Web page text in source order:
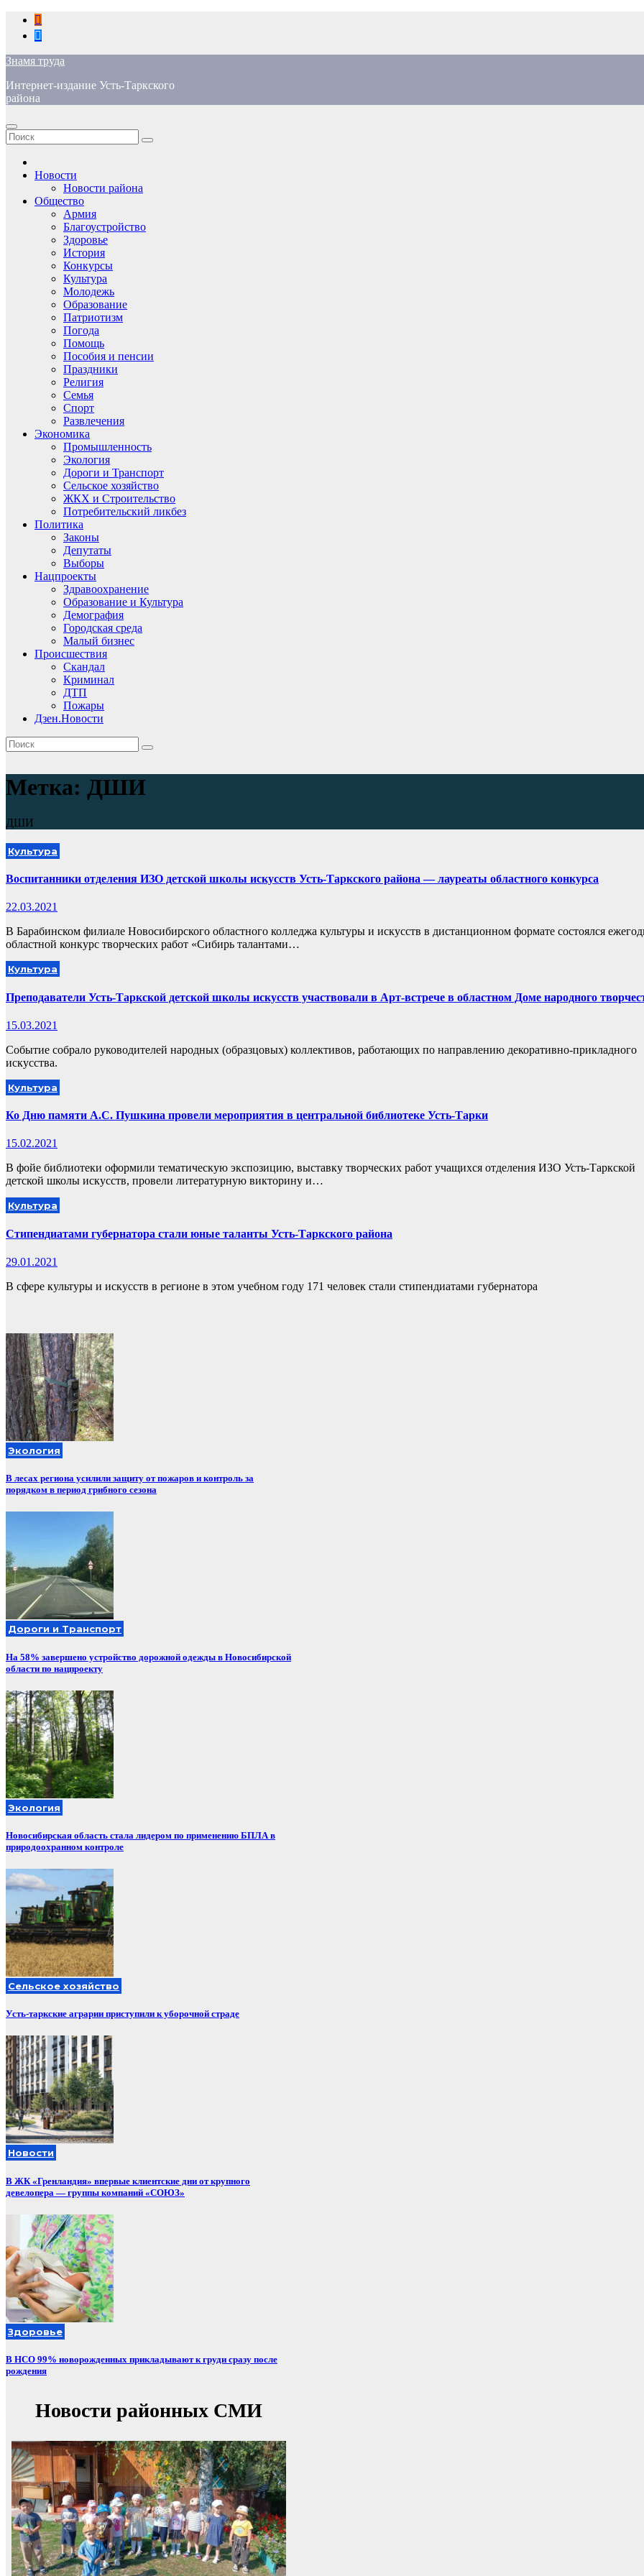
Перейти
содержимому
Знамя труда
Интернет-издание Усть-Таркского
района
Новости
Новости района
Общество
Армия
Благоустройство
Здоровье
История
Конкурсы
Культура
Молодежь
Образование
Патриотизм
Погода
Помощь
Пособия и пенсии
Праздники
Религия
Семья
Спорт
Развлечения
Экономика
Промышленность
Экология
Дороги и Транспорт
Сельское хозяйство
ЖКХ и Строительство
Потребительский ликбез
Политика
Законы
Депутаты
Выборы
Нацпроекты
Здравоохранение
Образование и Культура
Демография
Городская среда
Малый бизнес
Происшествия
Скандал
Криминал
ДТП
Пожары
Дзен.Новости
Метка: ДШИ
ДШИ
Культура
Воспитанники отделения ИЗО детской школы искусств Усть-Таркского района — лауреаты областного конкурса
22.03.2021
В Барабинском филиале Новосибирского областного колледжа культуры и искусств в дистанционном формате состоялся
областной конкурс творческих работ «Сибирь талантами…
Культура
Преподаватели Усть-Таркской детской школы искусств участвовали в Арт-встрече в областном Доме народного
15.03.2021
Событие собрало руководителей народных (образцовых) коллективов, работающих по направлению декоративно-прикладного
искусства.
Культура
Ко Дню памяти А.С. Пушкина провели мероприятия в центральной библиотеке Усть-Тарки
15.02.2021
В фойе библиотеки оформили тематическую экспозицию, выставку творческих работ учащихся отделения ИЗО Усть-Таркской
детской школы искусств, провели литературную викторину и…
Культура
Стипендиатами губернатора стали юные таланты Усть-Таркского района
29.01.2021
В сфере культуры и искусств в регионе в этом учебном году 171 человек стали стипендиатами губернатора
Экология
В лесах региона усилили защиту от пожаров и контроль за
порядком в период грибного сезона
Дороги и Транспорт
На 58% завершено устройство дорожной одежды в Новосибирской
области по нацпроекту
Экология
Новосибирская область стала лидером по применению БПЛА в
природоохранном контроле
Сельское хозяйство
Усть-таркские аграрии приступили к уборочной страде
Новости
В ЖК «Гренландия» впервые клиентские дни от крупного
девелопера — группы компаний «СОЮЗ»
Здоровье
В НСО 99% новорожденных прикладывают к груди сразу после
рождения